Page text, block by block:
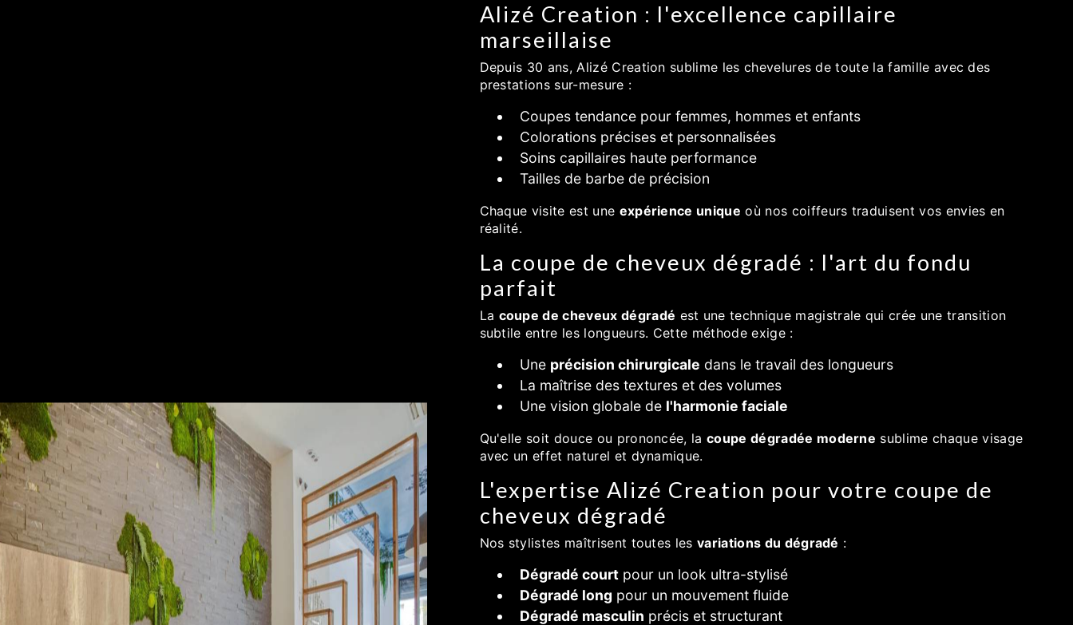
Alizé Creation : l'excellence capillaire
marseillaise
Depuis 30 ans, Alizé Creation sublime les chevelures de toute la famille avec des
prestations sur-mesure :
Coupes tendance pour femmes, hommes et enfants
Colorations précises et personnalisées
Soins capillaires haute performance
Tailles de barbe de précision
Chaque visite est une expérience unique où nos coiffeurs traduisent vos envies en
réalité.
La coupe de cheveux dégradé : l'art du fondu
parfait
La coupe de cheveux dégradé est une technique magistrale qui crée une transition
subtile entre les longueurs. Cette méthode exige :
Une précision chirurgicale dans le travail des longueurs
La maîtrise des textures et des volumes
Une vision globale de l'harmonie faciale
Qu'elle soit douce ou prononcée, lacoupe dégradée moderne sublime chaque visage
avec un effet naturel et dynamique.
L'expertise Alizé Creation pour votre coupe de
cheveux dégradé
Nos stylistes maîtrisent toutes lesvariations du dégradé :
Dégradé courtpour un look ultra-stylisé
Dégradé long pour un mouvement fluide
Dégradé masculin précis et structurant